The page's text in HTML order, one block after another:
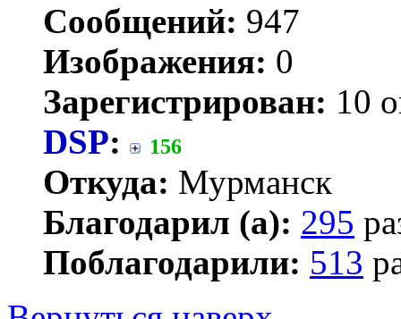
Сообщений: 947
Изображения: 0
Зарегистрирован: 10
DSP: 156
Откуда: Мурманск
Благодарил (а): 295
Поблагодарили: 513